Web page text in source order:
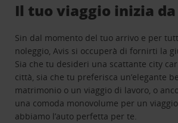
Il tuo viaggio inizia
Sin dal momento del tuo arrivo e per
noleggio, Avis si occuperà di fornirti la
Sia che tu desideri una scattante city
città, sia che tu preferisca un’elegante
matrimonio o un viaggio di lavoro, o
una comoda monovolume per un
abbiamo l’auto perfetta per te.